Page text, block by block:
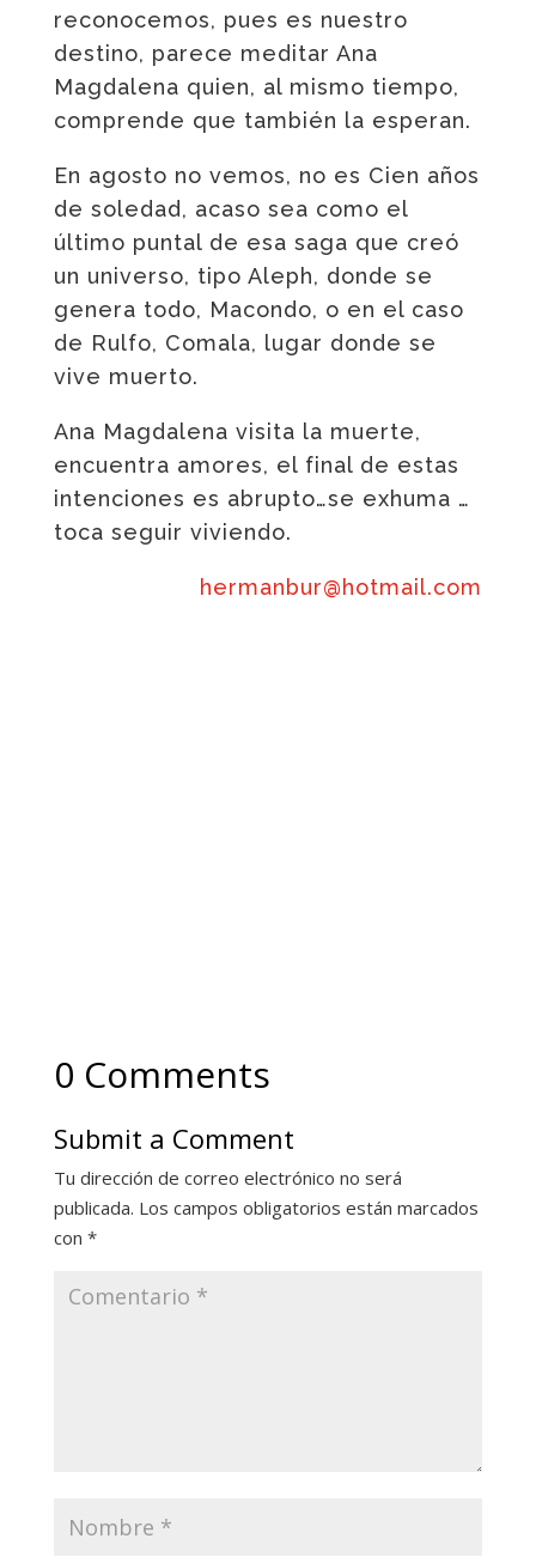
reconocemos, pues es nuestro
destino, parece meditar Ana
Magdalena quien, al mismo tiempo,
comprende que también la esperan.
En agosto no vemos, no es Cien años
de soledad, acaso sea como el
último puntal de esa saga que creó
un universo, tipo Aleph, donde se
genera todo, Macondo, o en el caso
de Rulfo, Comala, lugar donde se
vive muerto.
Ana Magdalena visita la muerte,
encuentra amores, el final de estas
intenciones es abrupto…se exhuma …
toca seguir viviendo.
hermanbur@hotmail.com
0 Comments
Submit a Comment
Tu dirección de correo electrónico no será
publicada. Los campos obligatorios están marcados
con *